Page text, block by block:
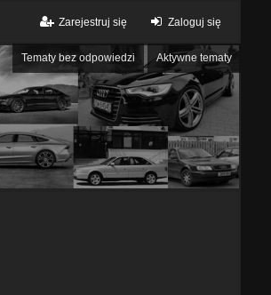
Zaloguj się
Zarejestruj się
Tematy bez odpowiedzi Aktywne tematy